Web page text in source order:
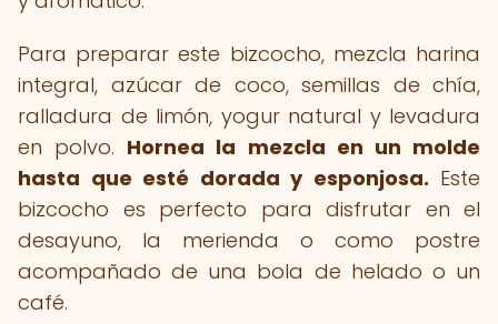
Para preparar este bizcocho, mezcla harina
integral, azúcar de coco, semillas de chía,
ralladura de limón, yogur natural y levadura
en polvo. Hornea la mezcla en un molde
hasta que esté dorada y esponjosa. Este
bizcocho es perfecto para disfrutar en el
desayuno, la merienda o como postre
acompañado de una bola de helado o un
café.